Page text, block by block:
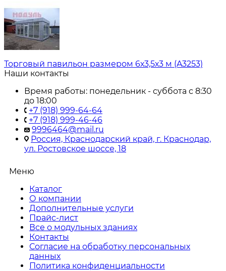
Торговый павильон размером 6х3,5х3 м (A3253)
Наши контакты
Время работы: понедельник - суббота с 8:30
до 18:00
+7 (918) 999-64-64
+7 (918) 999-46-46
9996464@mail.ru
Россия, Краснодарский край, г. Краснодар,
ул. Ростовское шоссе, 18
Меню
Каталог
О компании
Дополнительные услуги
Прайс-лист
Все о модульных зданиях
Контакты
Согласие на обработку персональных
данных
Политика конфиденциальности